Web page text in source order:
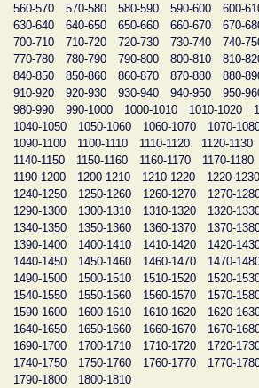
560-570
570-580 580-590 590-600 600-
630-640
640-650 650-660 660-670 670-
700-710
710-720 720-730 730-740 740-
770-780
780-790 790-800 800-810 810-
840-850
850-860 860-870 870-880 880-
910-920
920-930 930-940 940-950 950-
980-990
990-1000 1000-1010 1010-1020
1040-1050
1050-1060 1060-1070 1070-
1090-1100
1100-1110 1110-1120 1120-1130
1140-1150
1150-1160 1160-1170 1170-1180
1190-1200
1200-1210 1210-1220 1220-1230
1240-1250
1250-1260 1260-1270 1270-
1290-1300
1300-1310 1310-1320 1320-
1340-1350
1350-1360 1360-1370 1370-
1390-1400
1400-1410 1410-1420 1420-
1440-1450
1450-1460 1460-1470 1470-
1490-1500
1500-1510 1510-1520 1520-
1540-1550
1550-1560 1560-1570 1570-
1590-1600
1600-1610 1610-1620 1620-
1640-1650
1650-1660 1660-1670 1670-
1690-1700
1700-1710 1710-1720 1720-
1740-1750
1750-1760 1760-1770 1770-
1790-1800
1800-1810